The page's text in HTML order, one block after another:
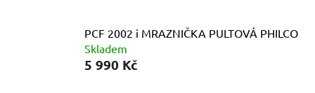
PCF 2002 i MRAZNIČKA PULTOVÁ PHILCO
Skladem
5 990 Kč